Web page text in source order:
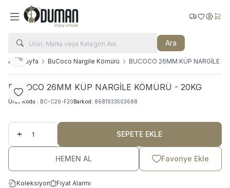
Ara
Kargo Takip
Favorilerim
Ana Sayfa BuCoco Nargile Kömürü BUCOCO 26MM KÜP NARGİLE
Favoriye Ekle
Paylaş
BUCOCO 26MM KÜP NARGİLE KÖMÜRÜ - 20KG
Ürün Kodu : BC-C26-F20Barkod: 8681933503688
SEPETE EKLE
HEMEN AL Favoriye Ekle
Koleksiyon Fiyat Alarmı